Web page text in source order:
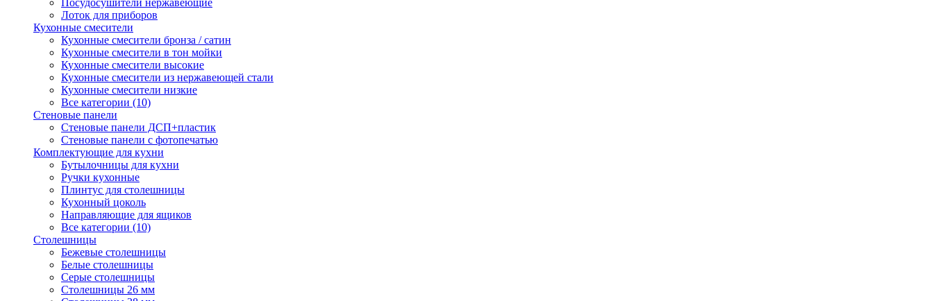
Посудосушители нержавеющие
Лоток для приборов
Кухонные смесители
Кухонные смесители бронза / сатин
Кухонные смесители в тон мойки
Кухонные смесители высокие
Кухонные смесители из нержавеющей стали
Кухонные смесители низкие
Все категории (10)
Стеновые панели
Стеновые панели ДСП+пластик
Стеновые панели с фотопечатью
Комплектующие для кухни
Бутылочницы для кухни
Ручки кухонные
Плинтус для столешницы
Кухонный цоколь
Направляющие для ящиков
Все категории (10)
Столешницы
Бежевые столешницы
Белые столешницы
Серые столешницы
Столешницы 26 мм